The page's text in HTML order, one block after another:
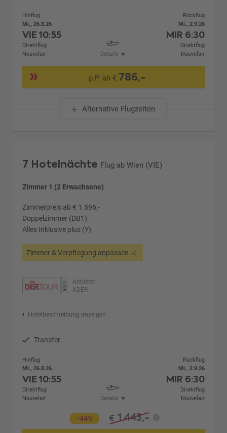
Hinflug
Mi., 26.8.26
VIE10:55
Direktflug
Nouvelair
Details
Rückflug
Mi., 2.9.26
MIR 6:30
Direktflug
Nouvelair
p.P. ab € 786,-
Alternative Flugzeiten
7 Hotelnächte Flug ab Wien (VIE)
Zimmer 1 (2 Erwachsene)
Zimmerpreis ab € 1.596,-
Doppelzimmer (DB1)
Alles Inklusive plus (Y)
Zimmer & Verpflegung anpassen
Anbieter:
XDER
Hotelbeschreibung anzeigen
Transfer
Hinflug
Mi., 26.8.26
VIE10:55
Direktflug
Nouvelair
Details
Rückflug
Mi., 2.9.26
MIR 6:30
Direktflug
Nouvelair
-44% € 1.443,-